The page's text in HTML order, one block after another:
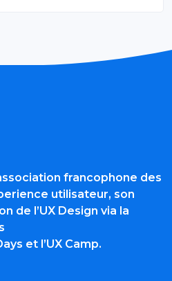
francophone des
utilisateur, son
de l’UX Design via la
et l’UX Camp.